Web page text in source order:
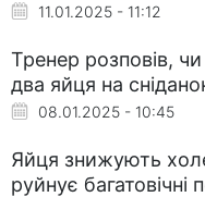
11.01.2025 - 11:12
Тренер розповів,
два яйця на
08.01.2025 - 10:45
Яйця знижують
руйнує багатовічні